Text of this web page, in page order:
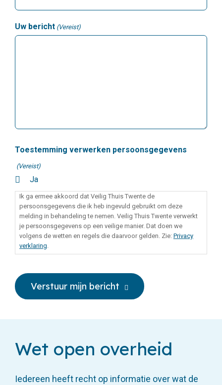
Uw bericht (Vereist)
Toestemming verwerken persoonsgegevens
(Vereist)
Ja
Ik ga ermee akkoord dat Veilig Thuis Twente de
persoonsgegevens die ik heb ingevuld gebruikt om deze
melding in behandeling te nemen. Veilig Thuis Twente verwerkt
je persoonsgegevens op een veilige manier. Dat doen we
volgens de wetten en regels die daarvoor gelden. Zie: Privacy
verklaring
Verstuur mijn bericht
Wet open overheid
Iedereen heeft recht op informatie over wat de